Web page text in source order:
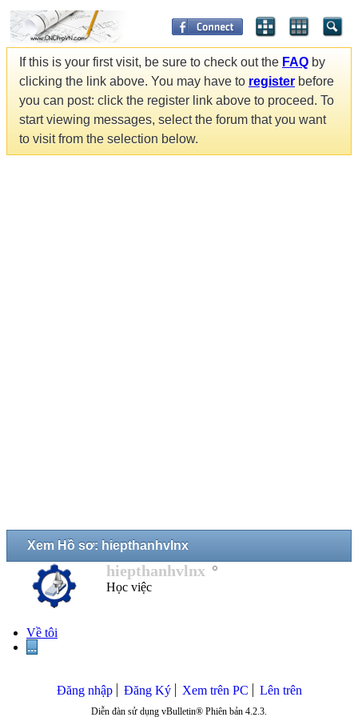
If this is your first visit, be sure to check out the FAQ by
clicking the link above. You may have to register before
you can post: click the register link above to proceed. To
start viewing messages, select the forum that you want
to visit from the selection below.
Xem Hồ sơ: hiepthanhvlnx
hiepthanhvlnx
Học việc
Về tôi
...
Đăng nhập Đăng Ký Xem trên PC Lên trên
Diễn đàn sử dụng vBulletin® Phiên bản 4.2.3.